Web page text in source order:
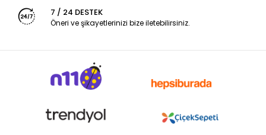
7 / 24 DESTEK
Öneri ve şikayetlerinizi bize iletebilirsiniz.